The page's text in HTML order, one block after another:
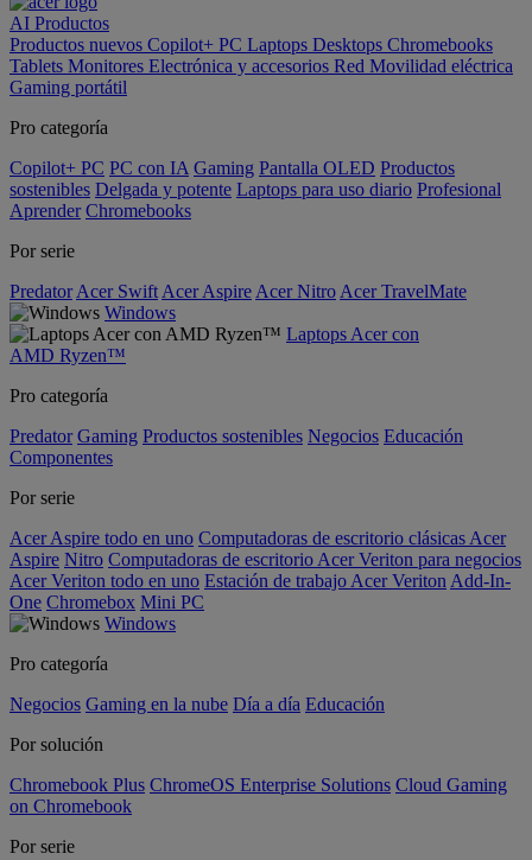
AI Productos
Productos nuevos Copilot+ PC Laptops Desktops Chromebooks
Tablets Monitores Electrónica y accesorios Red Movilidad eléctrica
Gaming portátil
Pro categoría
Copilot+ PC PC con IA Gaming Pantalla OLED Productos
sostenibles Delgada y potente Laptops para uso diario Profesional
Aprender Chromebooks
Por serie
Predator Acer Swift Acer Aspire Acer Nitro Acer TravelMate
Windows
Laptops Acer con
AMD Ryzen™
Pro categoría
Predator Gaming Productos sostenibles Negocios Educación
Componentes
Por serie
Acer Aspire todo en uno Computadoras de escritorio clásicas Acer
Aspire Nitro Computadoras de escritorio Acer Veriton para negocios
Acer Veriton todo en uno Estación de trabajo Acer Veriton Add-In-
One Chromebox Mini PC
Windows
Pro categoría
Negocios Gaming en la nube Día a día Educación
Por solución
Chromebook Plus ChromeOS Enterprise Solutions Cloud Gaming
on Chromebook
Por serie